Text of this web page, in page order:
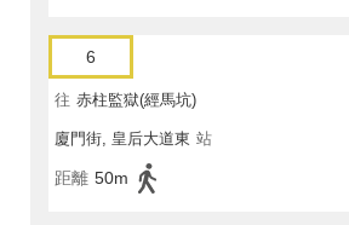
6
往 赤柱監獄(經馬坑)
廈門街, 皇后大道東 站
距離 50m